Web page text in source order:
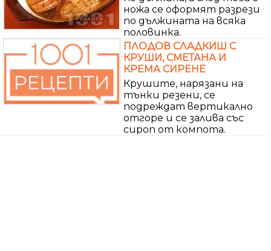
ножа се оформят разрези
по дължината на всяка
половинка.
ПЛОДОВ СЛАДКИШ С
КРУШИ, СМЕТАНА И
КРЕМА СИРЕНЕ
Крушите, нарязани на
тънки резени, се
подреждат вертикално
отгоре и се залива със
сироп от компота.